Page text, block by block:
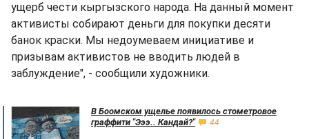
ущерб чести кыргызского народа. На данный момент
активисты собирают деньги для покупки десяти
банок краски. Мы недоумеваем инициативе и
призывам активистов не вводить людей в
заблуждение", - сообщили художники.
В Боомском ущелье появилось стометровое
граффити "Эээ.. Кандай?"
44